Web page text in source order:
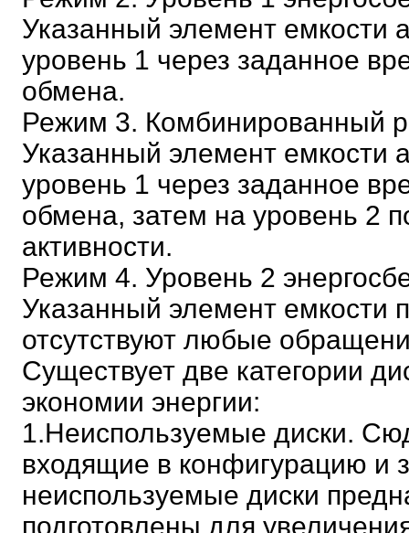
Указанный элемент емкости
уровень 1 через заданное
обмена.
Режим 3. Комбинированный
Указанный элемент емкости
уровень 1 через заданное
обмена, затем на уровень 2
активности.
Режим 4. Уровень 2
Указанный элемент емкости
отсутствуют любые
Существует две категории
экономии энергии:
1.Неиспользуемые диски.
входящие в конфигурацию и
неиспользуемые диски
подготовлены для